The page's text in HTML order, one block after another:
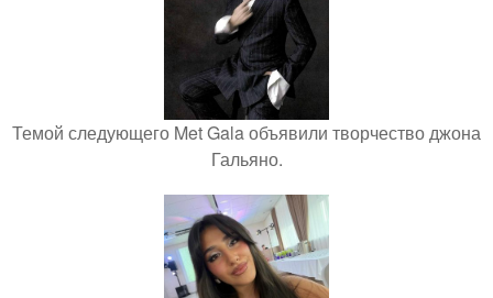
Темой следующего Met Gala объявили творчество джона
Гальяно.